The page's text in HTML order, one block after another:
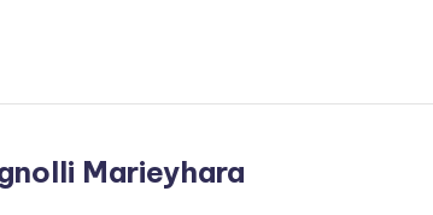
Marieyhara